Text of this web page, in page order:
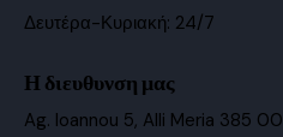
Δευτέρα-Κυριακή: 24/7
Η διευθυνση μας
Ag. Ioannou 5, Alli Meria 385 00